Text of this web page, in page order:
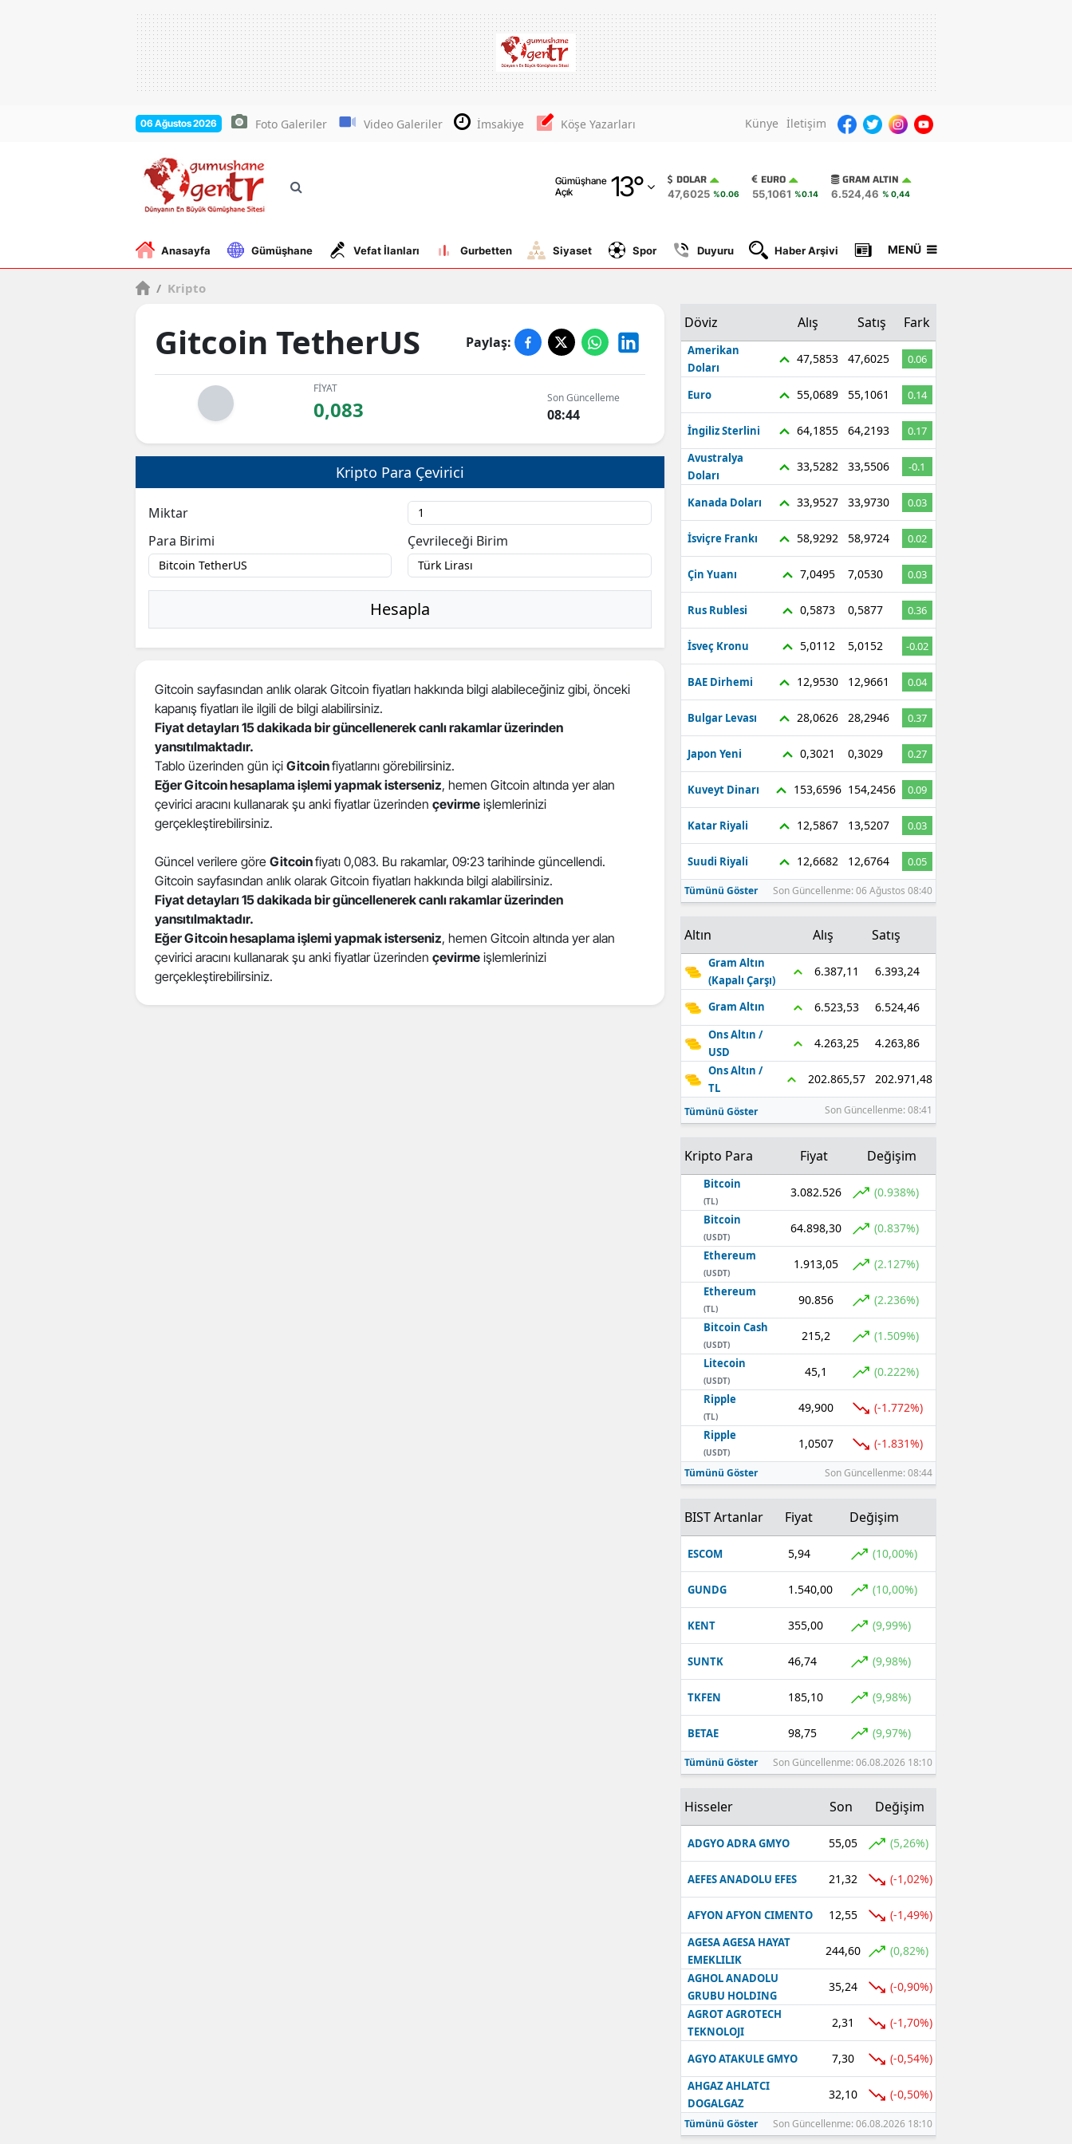
06 Ağustos 2026 Foto Galeriler Video Galeriler İmsakiye Köşe Yazarları Künye İletişim
Gümüşhane
Açık
13°
Adana
Adıyaman
Amasya
Antalya
Balıkesir
Bilecik
Bingöl
Bitlis
Burdur
Diyarbakır
Eskişehir
Giresun
DOLAR
47,6025 %0.06
EURO
55,1061 %0.14
GRAM ALTIN
6.524,46 % 0,44
Anasayfa Gümüşhane Vefat İlanları Gurbetten Siyaset Spor Duyuru Haber Arşivi Gazete Manşetleri
MENÜ
/ Kripto
Gitcoin TetherUS Paylaş:
FİYAT
0,083 Son Güncelleme
08:44
Kripto Para Çevirici
Miktar
Para Birimi
Çevrileceği Birim
Hesapla
Gitcoin sayfasından anlık olarak Gitcoin fiyatları hakkında bilgi alabileceğiniz gibi, önceki
kapanış fiyatları ile ilgili de bilgi alabilirsiniz.
Fiyat detayları 15 dakikada bir güncellenerek canlı rakamlar üzerinden
yansıtılmaktadır.
Tablo üzerinden gün içi Gitcoinfiyatlarını görebilirsiniz.
Eğer Gitcoin hesaplama işlemi yapmak isterseniz, hemen Gitcoin altında yer alan
çevirici aracını kullanarak şu anki fiyatlar üzerinden çevirme işlemlerinizi
gerçekleştirebilirsiniz.
Güncel verilere göre Gitcoinfiyatı 0,083. Bu rakamlar, 09:23 tarihinde güncellendi.
Gitcoin sayfasından anlık olarak Gitcoin fiyatları hakkında bilgi alabilirsiniz.
Fiyat detayları 15 dakikada bir güncellenerek canlı rakamlar üzerinden
yansıtılmaktadır.
Eğer Gitcoin hesaplama işlemi yapmak isterseniz, hemen Gitcoin altında yer alan
çevirici aracını kullanarak şu anki fiyatlar üzerinden çevirme işlemlerinizi
gerçekleştirebilirsiniz.
Döviz Alış Satış Fark
Amerikan
Doları
47,5853 47,6025 0.06
Euro 55,0689 55,1061 0.14
İngiliz Sterlini 64,1855 64,2193
0.17
Avustralya
Doları
33,5282 33,5506 -0.1
Kanada Doları 33,9527 33,9730 0.03
İsviçre Frankı 58,9292 58,9724 0.02
Çin Yuanı 7,0495 7,0530 0.03
Rus Rublesi 0,5873 0,5877 0.36
İsveç Kronu 5,0112 5,0152 -0.02
BAE Dirhemi 12,9530 12,9661 0.04
Bulgar Levası 28,0626 28,2946 0.37
Japon Yeni 0,3021 0,3029 0.27
Kuveyt Dinarı 153,6596 154,2456 0.09
Katar Riyali 12,5867 13,5207 0.03
Suudi Riyali 12,6682 12,6764 0.05
Tümünü Göster Son Güncellenme: 06 Ağustos 08:40
Altın Alış Satış
Gram Altın
(Kapalı Çarşı)
6.387,11 6.393,24
Gram Altın 6.523,53 6.524,46
Ons Altın /
USD
4.263,25 4.263,86
Ons Altın /
TL
202.865,57 202.971,48
Tümünü Göster Son Güncellenme: 08:41
Kripto Para Fiyat Değişim
Bitcoin
(TL)
3.082.526 (0.938%)
Bitcoin
(USDT)
64.898,30 (0.837%)
Ethereum
(USDT)
1.913,05 (2.127%)
Ethereum
(TL)
90.856 (2.236%)
Bitcoin Cash
(USDT)
215,2 (1.509%)
Litecoin
(USDT)
45,1 (0.222%)
Ripple
(TL)
49,900 (-1.772%)
Ripple
(USDT)
1,0507 (-1.831%)
Tümünü Göster Son Güncellenme: 08:44
BIST Artanlar Fiyat Değişim
ESCOM 5,94 (10,00%)
GUNDG 1.540,00 (10,00%)
KENT 355,00 (9,99%)
SUNTK 46,74 (9,98%)
TKFEN 185,10 (9,98%)
BETAE 98,75 (9,97%)
Tümünü Göster Son Güncellenme: 06.08.2026 18:10
Hisseler Son Değişim
ADGYO ADRA GMYO 55,05 (5,26%)
AEFES ANADOLU EFES 21,32 (-1,02%)
AFYON AFYON CIMENTO 12,55 (-1,49%)
AGESA AGESA HAYAT
EMEKLILIK
244,60 (0,82%)
AGHOL ANADOLU
GRUBU HOLDING
35,24 (-0,90%)
AGROT AGROTECH
TEKNOLOJI
2,31 (-1,70%)
AGYO ATAKULE GMYO 7,30 (-0,54%)
AHGAZ AHLATCI
DOGALGAZ
32,10 (-0,50%)
Tümünü Göster Son Güncellenme: 06.08.2026 18:10